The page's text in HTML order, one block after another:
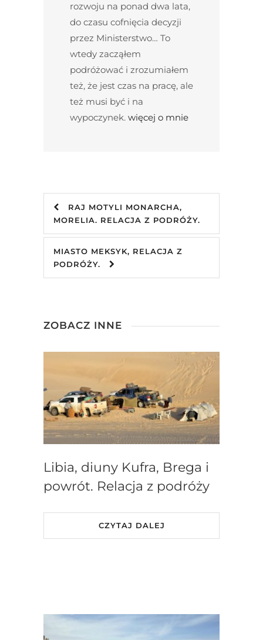
rozwoju na ponad dwa lata,
do czasu cofnięcia decyzji
przez Ministerstwo… To
wtedy zacząłem
podróżować i zrozumiałem
też, że jest czas na pracę, ale
też musi być i na
wypoczynek. więcej o mnie
RAJ MOTYLI MONARCHA,
MORELIA. RELACJA Z PODRÓŻY.
MIASTO MEKSYK, RELACJA Z
PODRÓŻY.
ZOBACZ INNE
Libia, diuny Kufra, Brega i
powrót. Relacja z podróży
CZYTAJ DALEJ